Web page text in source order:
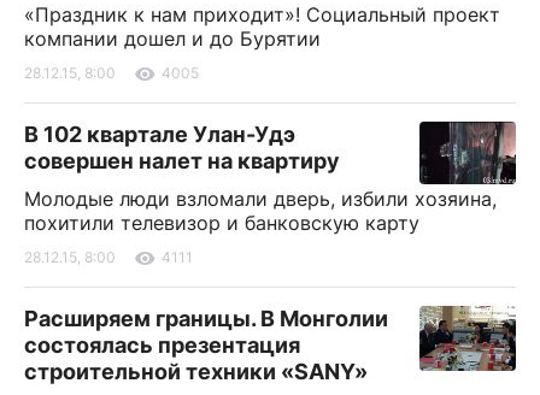
«Праздник к нам приходит»! Социальный проект
компании дошел и до Бурятии
28.12.15, 8:00 4005
В 102 квартале Улан-Удэ
совершен налет на квартиру
Молодые люди взломали дверь, избили хозяина,
похитили телевизор и банковскую карту
28.12.15, 8:00 4111
Расширяем границы. В Монголии
состоялась презентация
строительной техники «SANY»